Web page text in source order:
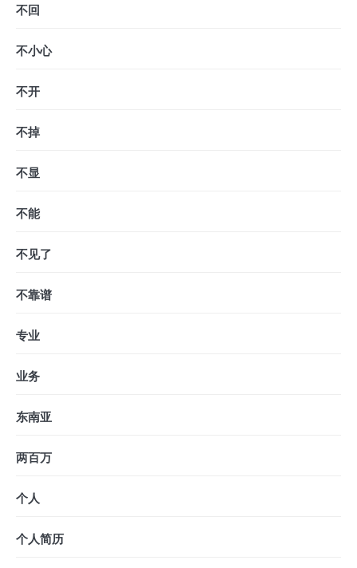
不回
不小心
不开
不掉
不显
不能
不见了
不靠谱
专业
业务
东南亚
两百万
个人
个人简历